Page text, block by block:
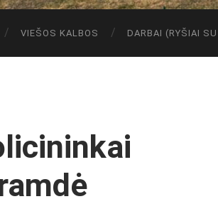
VIEŠOS KALBOS DARBAI (RYŠIAI